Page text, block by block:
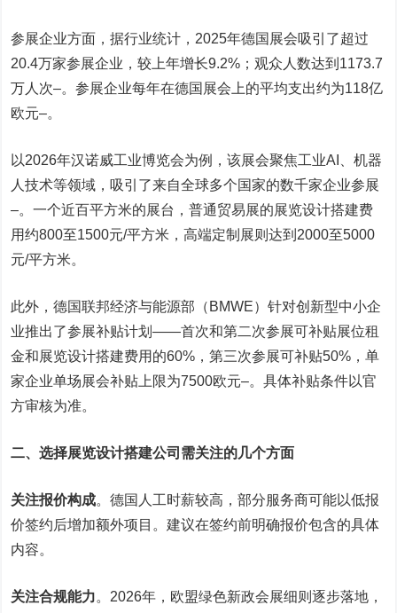
参展企业方面，据行业统计，2025年德国展会吸引了超过
20.4万家参展企业，较上年增长9.2%；观众人数达到1173.7
万人次–。参展企业每年在德国展会上的平均支出约为118亿
欧元–。
以2026年汉诺威工业博览会为例，该展会聚焦工业AI、机器
人技术等领域，吸引了来自全球多个国家的数千家企业参展
–。一个近百平方米的展台，普通贸易展的展览设计搭建费
用约800至1500元/平方米，高端定制展则达到2000至5000
元/平方米。
此外，德国联邦经济与能源部（BMWE）针对创新型中小企
业推出了参展补贴计划——首次和第二次参展可补贴展位租
金和展览设计搭建费用的60%，第三次参展可补贴50%，单
家企业单场展会补贴上限为7500欧元–。具体补贴条件以官
方审核为准。
二、选择展览设计搭建公司需关注的几个方面
关注报价构成。德国人工时薪较高，部分服务商可能以低报
价签约后增加额外项目。建议在签约前明确报价包含的具体
内容。
关注合规能力。2026年，欧盟绿色新政会展细则逐步落地，